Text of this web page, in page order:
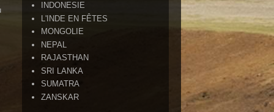
INDONESIE
L'INDE EN FÊTES
MONGOLIE
NEPAL
RAJASTHAN
SRI LANKA
SUMATRA
ZANSKAR